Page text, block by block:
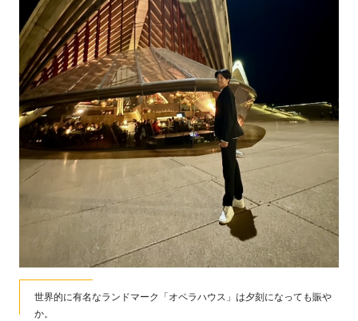
世界的に有名なランドマーク「オペラハウス」は夕刻になっても賑や
か。